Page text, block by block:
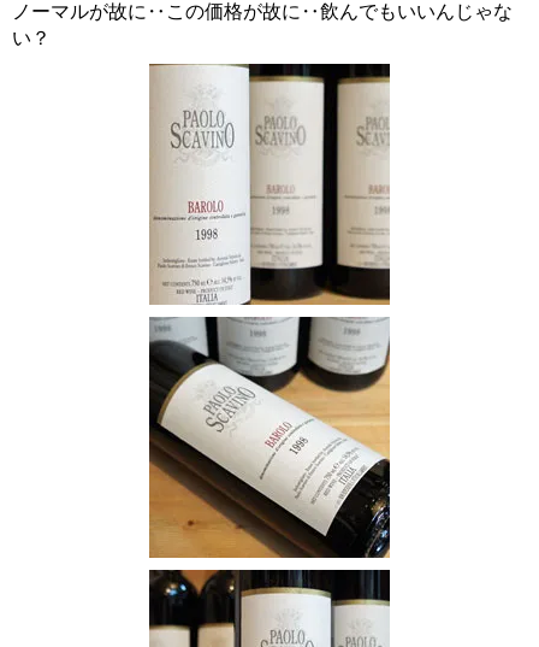
ノーマルが故に‥この価格が故に‥飲んでもいいんじゃな
い？